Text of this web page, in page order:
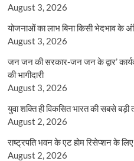
August 3, 2026
योजनाओं का लाभ बिना किसी भेदभाव के
August 3, 2026
जन जन की सरकार-जन जन के द्वार’
की भागीदारी
August 3, 2026
युवा शक्ति ही विकसित भारत की सबसे
August 2, 2026
राष्ट्रपति भवन के एट होम रिसेप्शन के लिए
August 2, 2026